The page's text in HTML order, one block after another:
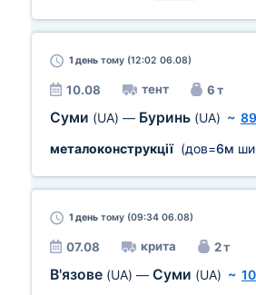
1 день тому (12:02 06.08)
10.08 тент 6 т
Суми (UA) — Буринь (UA) ~
металоконструкції(дов=6м
1 день тому (09:34 06.08)
07.08 крита 2 т
В'язове (UA) — Суми (UA) ~